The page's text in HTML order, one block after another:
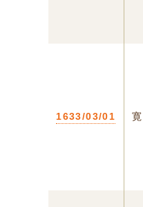
1633/03/01